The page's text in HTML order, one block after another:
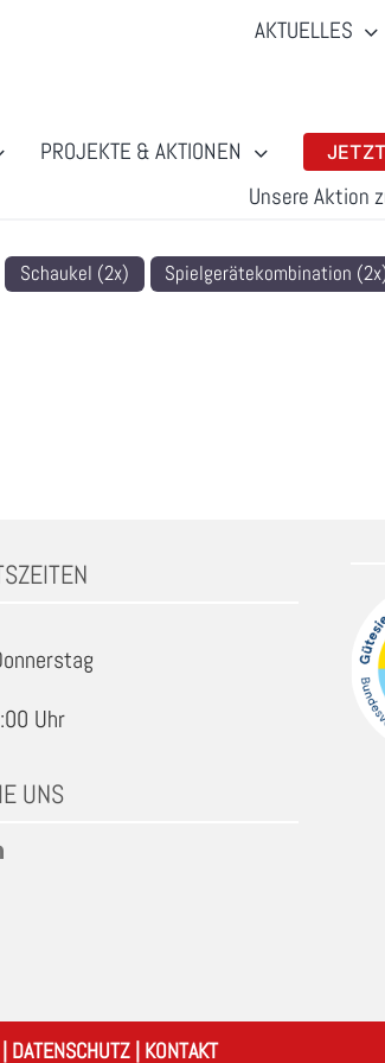
AKTUELLES
PROJEKTE & AKTIONEN
Unsere Aktion
Schaukel (2x) Spielgerätekombination
Uhr
UNS
| DATENSCHUTZ| KONTAKT